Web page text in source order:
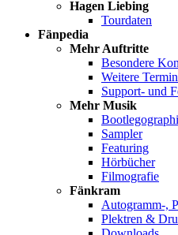
Hagen Liebing
Tourdaten
Fänpedia
Mehr Auftritte
Besondere
Weitere
Support- und
Mehr Musik
Sampler
Featuring
Hörbücher
Filmografie
Fänkram
Autogramm-,
Plektren &